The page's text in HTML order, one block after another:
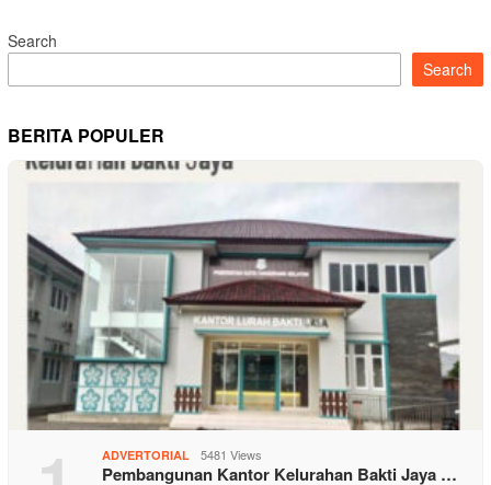
Search
Search
BERITA POPULER
ADVERTORIAL 5481 Views
Pembangunan Kantor Kelurahan Bakti Jaya …